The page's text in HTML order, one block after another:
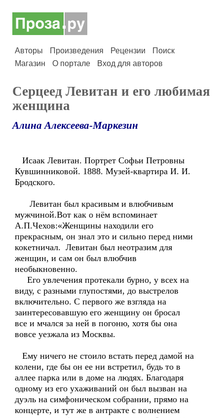
Авторы Произведения Рецензии
Поиск
Магазин
О портале Вход для авторов
Серцеед Левитан и его любимая
женщина
Алина Алексеева-Маркезин
Исаак Левитан. Портрет Софьи Петровны
Кувшинниковой. 1888. Музей-квартира И. И.
Бродского.
Левитан был красивым и влюбчивым
мужчиной.Вот как о нём вспоминает
А.П.Чехов:«Женщины находили его
прекрасным, он знал это и сильно перед ними
кокетничал. Левитан был неотразим для
женщин, и сам он был влюбчив
необыкновенно.
Его увлечения протекали бурно, у всех на
виду, с разными глупостями, до выстрелов
включительно. С первого же взгляда на
заинтересовавшую его женщину он бросал
все и мчался за ней в погоню, хотя бы она
вовсе уезжала из Москвы.
Ему ничего не стоило встать перед дамой на
колени, где бы он ее ни встретил, будь то в
аллее парка или в доме на людях. Благодаря
одному из его ухаживаний он был вызван на
дуэль на симфоническом собрании, прямо на
концерте, и тут же в антракте с волнением